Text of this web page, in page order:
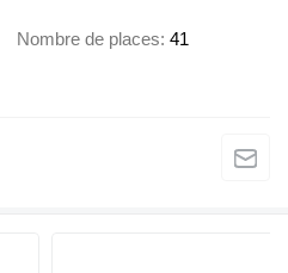
Nombre de places 41